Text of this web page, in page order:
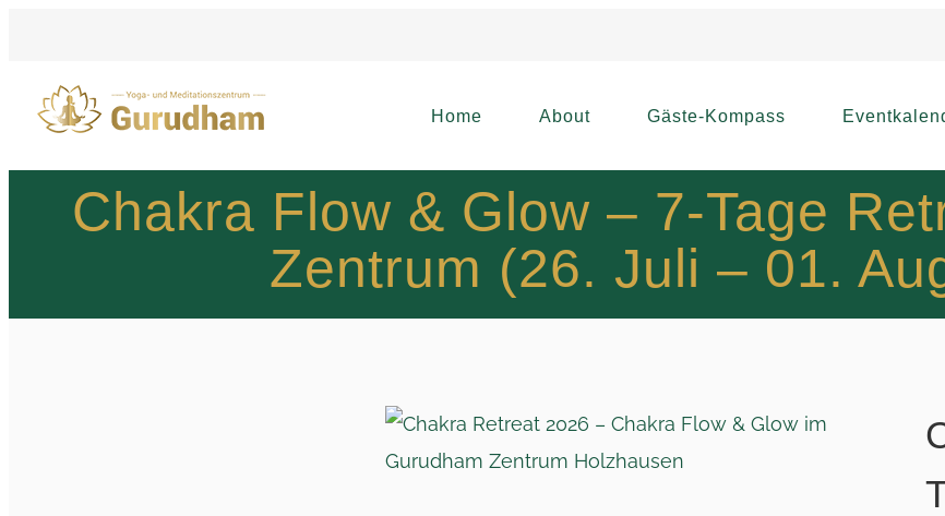
Home About Gäste-Kompass
Chakra Flow & Glow – 7-Tage
Zentrum (26. Juli – 01.